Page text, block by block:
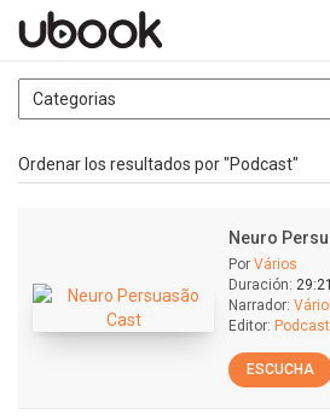
Ordenar los resultados por "Podcast"
Neuro
Por Vários
Duración:
Narrador:
Editor: Podcast
ESCUCHA